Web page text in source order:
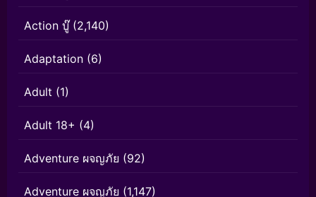
Action บู๊(2,140)
Adaptation (6)
Adult (1)
Adult 18+ (4)
Adventure ผจญภัย (92)
Adventure ผจญภัย (1,147)